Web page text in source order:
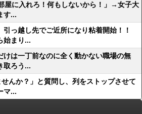
屋に入れろ！何もしないから！」→女子大
す...
っ越し先でご近所になり粘着開始！！
始まり...
けは一丁前なのに全く動かない職場の無
取ろう...
んか？」と質問し、列をストップさせて
マ...